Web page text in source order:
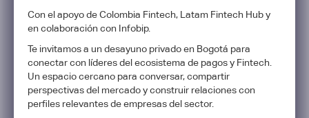
​Con el apoyo de Colombia Fintech, Latam Fintech Hub y
en colaboración con Infobip.
​Te invitamos a un desayuno privado en Bogotá para
conectar con líderes del ecosistema de pagos y Fintech.
Un espacio cercano para conversar, compartir
perspectivas del mercado y construir relaciones con
perfiles relevantes de empresas del sector.